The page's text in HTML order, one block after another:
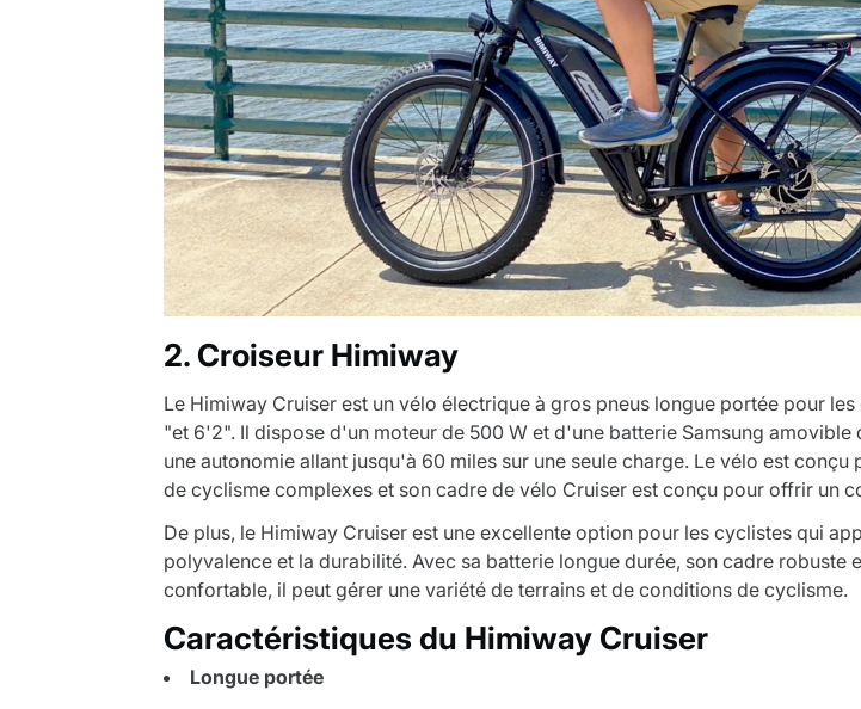
2. Croiseur Himiway
Le Himiway Cruiser est un vélo électrique à gros pneus longue portée pour
"et 6'2". Il dispose d'un moteur de 500 W et d'une batterie Samsung amovible
une autonomie allant jusqu'à 60 miles sur une seule charge. Le vélo est conçu
de cyclisme complexes et son cadre de vélo Cruiser est conçu pour offrir un
De plus, le Himiway Cruiser est une excellente option pour les cyclistes qui
polyvalence et la durabilité. Avec sa batterie longue durée, son cadre robuste
confortable, il peut gérer une variété de terrains et de conditions de cyclisme.
Caractéristiques du Himiway Cruiser
Longue portée